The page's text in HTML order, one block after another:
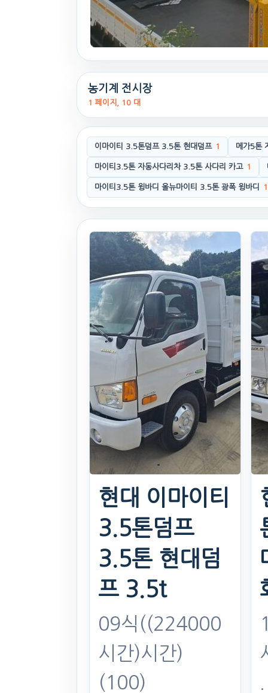
농기계 전시장
1 페이지, 10 대
이마이티 3.5톤덤프 3.5톤 현대덤프 1 메가5톤
마이티3.5톤 자동사다리차 3.5톤 사다리 카고 1
마이티3.5톤 윙바디 올뉴마이티 3.5톤 광폭 윙바디 1
현대 이마이티
3.5톤덤프
3.5톤 현대덤
프 3.5t
09식((224000
시간)시간)
(100)